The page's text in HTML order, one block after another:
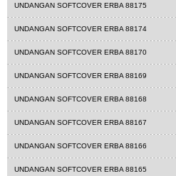
UNDANGAN SOFTCOVER ERBA 88175
UNDANGAN SOFTCOVER ERBA 88174
UNDANGAN SOFTCOVER ERBA 88170
UNDANGAN SOFTCOVER ERBA 88169
UNDANGAN SOFTCOVER ERBA 88168
UNDANGAN SOFTCOVER ERBA 88167
UNDANGAN SOFTCOVER ERBA 88166
UNDANGAN SOFTCOVER ERBA 88165